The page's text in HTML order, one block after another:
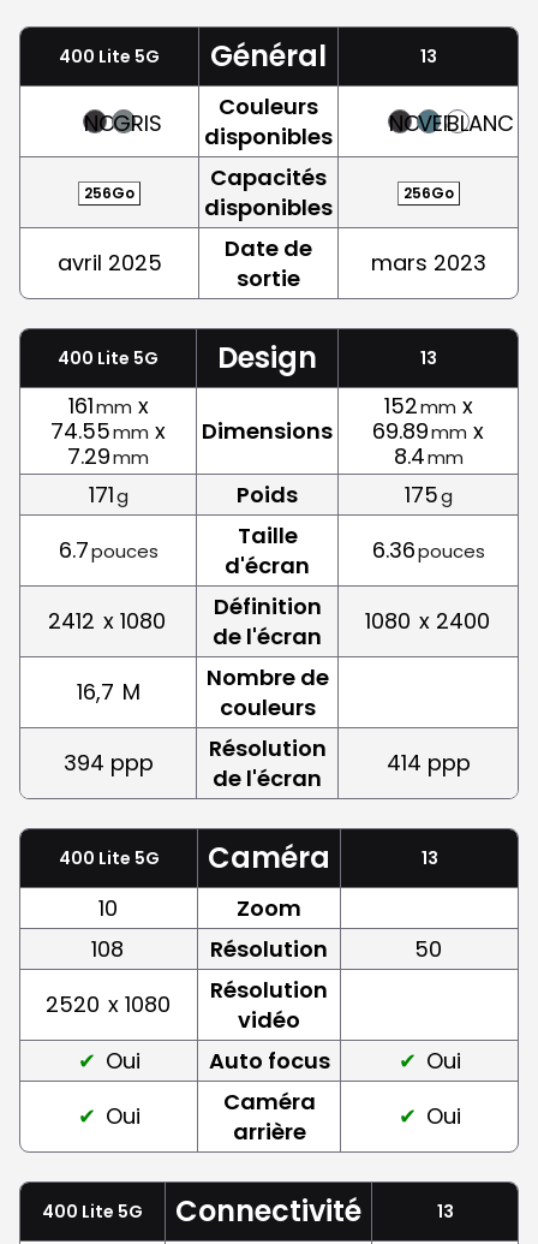
400 Lite 5G Général 13
NOIRGRIS
Couleurs
disponibles
NOIRVERTBLANC
256Go
Capacités
disponibles
256Go
avril 2025
Date de
sortie
mars 2023
400 Lite 5G Design 13
161mm x
74.55mm x
7.29mm
Dimensions
152mm x
69.89mm x
8.4mm
171g Poids 175g
6.7pouces
Taille
d'écran
6.36pouces
2412 x 1080
Définition
de l'écran
1080 x 2400
16,7 M
Nombre de
couleurs
394 ppp
Résolution
de l'écran
414 ppp
400 Lite 5G Caméra 13
10
Zoom
108
Résolution
50
2520 x 1080
Résolution
vidéo
Oui
Auto focus
Oui
Oui
Caméra
arrière
Oui
400 Lite 5G Connectivité 13